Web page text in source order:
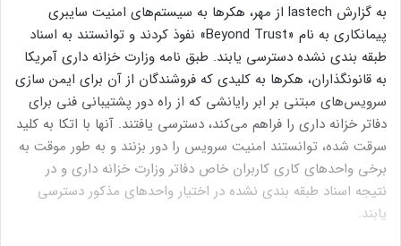
به گزارش lastech از مهر، هکرها به سیستم‌های امنیت سایبری
پیمانکاری به نام «Beyond Trust» نفوذ کردند و توانستند به اسناد
طبقه بندی نشده دسترسی یابند. طبق نامه وزارت خزانه داری آمریکا
به قانونگذاران، هکرها به کلیدی که فروشندگان از آن برای ایمن سازی
سرویس‌های مبتنی بر ابر رایانشی که از راه دور پشتیبانی فنی برای
دفاتر خزانه داری را فراهم می‌کند، دسترسی یافتند. آنها با اتکا به کلید
سرقت شده، توانستند امنیت سرویس را دور بزنند و به طور موقت به
برخی واحدهای کاری کاربران خاص دفاتر وزارت خزانه داری و در
نتیجه اسناد طبقه بندی نشده در اختیار واحدهای مذکور دسترسی
یابند.